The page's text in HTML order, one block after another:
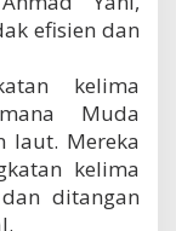
efisien dan
kelima
Muda
laut. Mereka
kelima
ditangan